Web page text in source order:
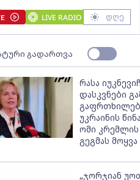
LIVE RADIO დღე
გადართვა
რასა
დასკვნები
უკრაინის
ომი
გეგმას მოყვა
„ჯორჯიან